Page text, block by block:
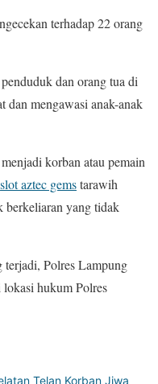
terhadap 22 orang
dan orang tua di
dan mengawasi anak-anak
korban atau pemain
slot aztec gemstarawih
berkeliaran yang tidak
Polres Lampung
hukum Polres
Telan Korban Jiwa